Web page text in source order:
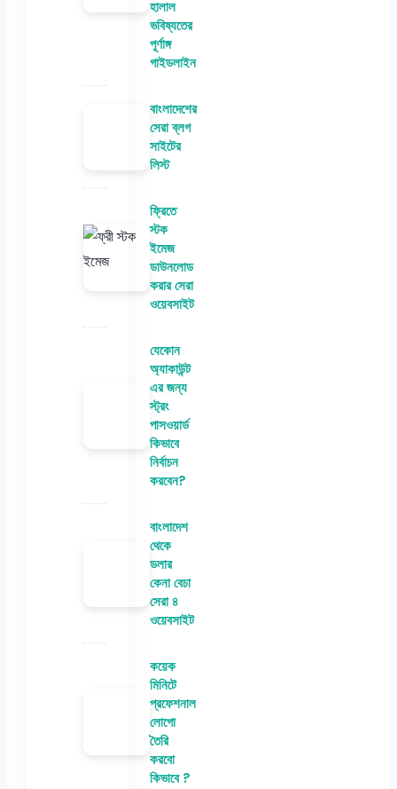
হালাল
ভবিষ্যতের
পূর্ণাঙ্গ
গাইডলাইন
বাংলাদেশের
সেরা ব্লগ
সাইটের
লিস্ট
ফ্রিতে
স্টক
ইমেজ
ডাউনলোড
করার সেরা
ওয়েবসাইট
যেকোন
অ্যাকাউন্ট
এর জন্য
স্ট্রং
পাসওয়ার্ড
কিভাবে
নির্বাচন
করবেন?
বাংলাদেশ
থেকে
ডলার
কেনা বেচা
সেরা ৪
ওয়েবসাইট
কয়েক
মিনিটে
প্রফেশনাল
লোগো
তৈরি
করবো
কিভাবে ?